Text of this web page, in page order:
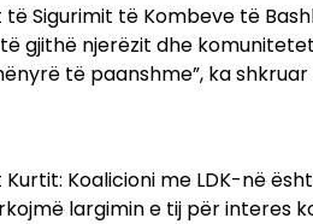
të Sigurimit të Kombeve të
gjithë njerëzit dhe
të paanshme”, ka shkruar
Kurtit: Koalicioni me LDK-në
largimin e tij për interes